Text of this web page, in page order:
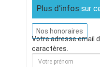
Plus d'infos sur
Nos honoraires
Votre adresse email
caractères.